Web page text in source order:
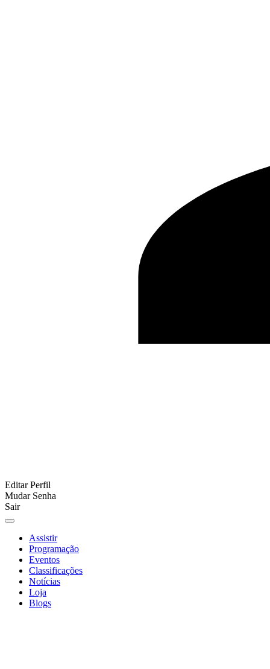
Editar Perfil
Mudar Senha
Sair
Assistir
Programação
Eventos
Classificações
Notícias
Loja
Blogs